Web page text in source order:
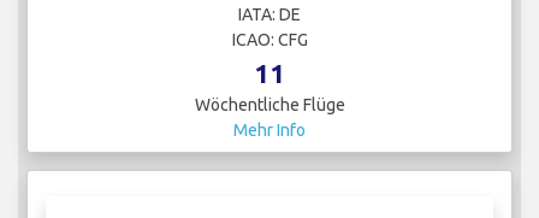
IATA: DE
ICAO: CFG
11
Wöchentliche Flüge
Mehr Info